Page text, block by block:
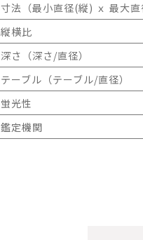
寸法（最小直径(縦) ｘ 最大直
縦横比
深さ（深さ/直径）
テーブル（テーブル/直径）
蛍光性
鑑定機関